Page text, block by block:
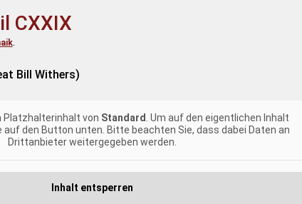
CXXIX
.
Bill Withers)
Platzhalterinhalt von Standard . Um auf den eigentlichen Inhalt
auf den Button unten. Bitte beachten Sie, dass dabei Daten an
Drittanbieter weitergegeben werden.
Inhalt entsperren